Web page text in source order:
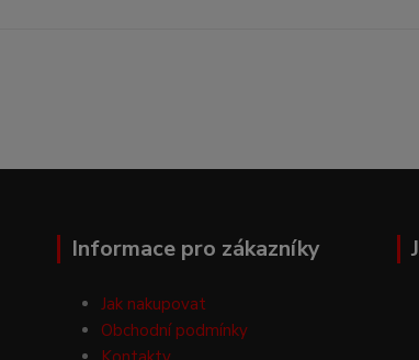
Informace pro zákazníky
Jak nakupovat
Obchodní podmínky